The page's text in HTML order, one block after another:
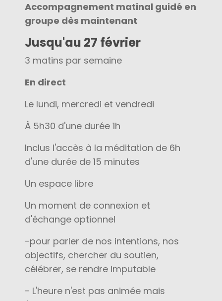
Accompagnement matinal guidé en
groupe dès maintenant
Jusqu'au 27 février
3 matins par semaine
En direct
Le lundi, mercredi et vendredi
À 5h30 d'une durée 1h
Inclus l'accès à la méditation de 6h
d'une durée de 15 minutes
Un espace libre
Un moment de connexion et
d'échange optionnel
-pour parler de nos intentions, nos
objectifs, chercher du soutien,
célébrer, se rendre imputable
- L'heure n'est pas animée mais